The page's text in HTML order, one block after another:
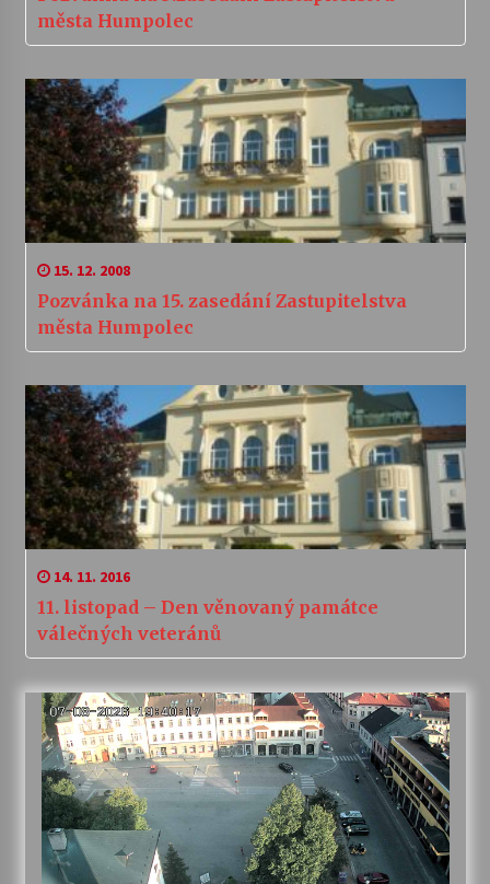
města Humpolec
15. 12. 2008
Pozvánka na 15. zasedání Zastupitelstva
města Humpolec
14. 11. 2016
11. listopad – Den věnovaný památce
válečných veteránů